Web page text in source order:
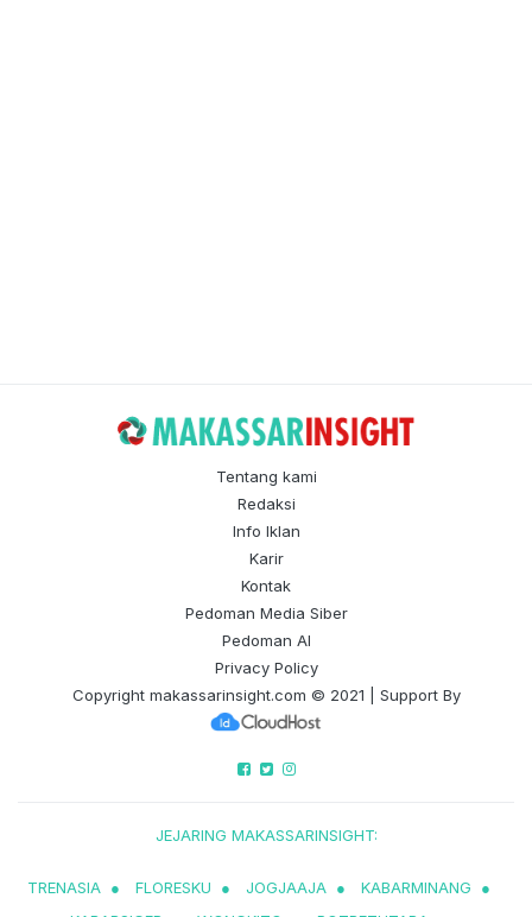
Tentang kami
Redaksi
Info Iklan
Karir
Kontak
Pedoman Media Siber
Pedoman AI
Privacy Policy
Copyright makassarinsight.com © 2021 | Support By
JEJARING MAKASSARINSIGHT:
TRENASIA ● FLORESKU ● JOGJAAJA ● KABARMINANG
●